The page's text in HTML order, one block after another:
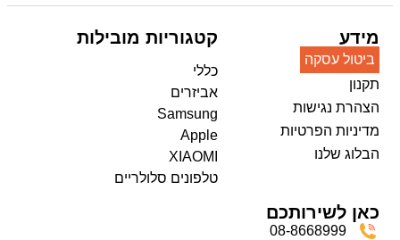
מידע
ביטול עסקה
תקנון
הצהרת נגישות
מדיניות הפרטיות
הבלוג שלנו
קטגוריות מובילות
כללי
אביזרים
Samsung
Apple
XIAOMI
טלפונים סלולריים
כאן לשירותכם
08-8668999